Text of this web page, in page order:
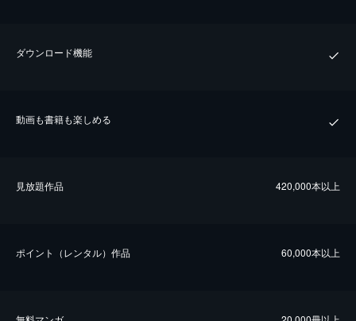
ダウンロード機能
動画も書籍も楽しめる
⾒放題作品 420,000本以上
ポイント（レンタル）作品 60,000本以上